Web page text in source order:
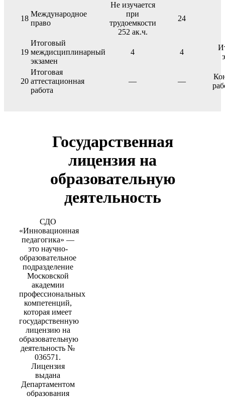
18
Международное
право
Не изучается
при
трудоемкости
252 ак.ч.
24
19
Итоговый
междисциплинарный
экзамен
4 4
20
Итоговая
аттестационная
работа
— —
Государственная
лицензия на
образовательную
деятельность
СДО
«Инновационная
педагогика» —
это научно-
образовательное
подразделение
Московской
академии
профессиональных
компетенций,
которая имеет
государственную
лицензию на
образовательную
деятельность №
036571.
Лицензия
выдана
Департаментом
образования